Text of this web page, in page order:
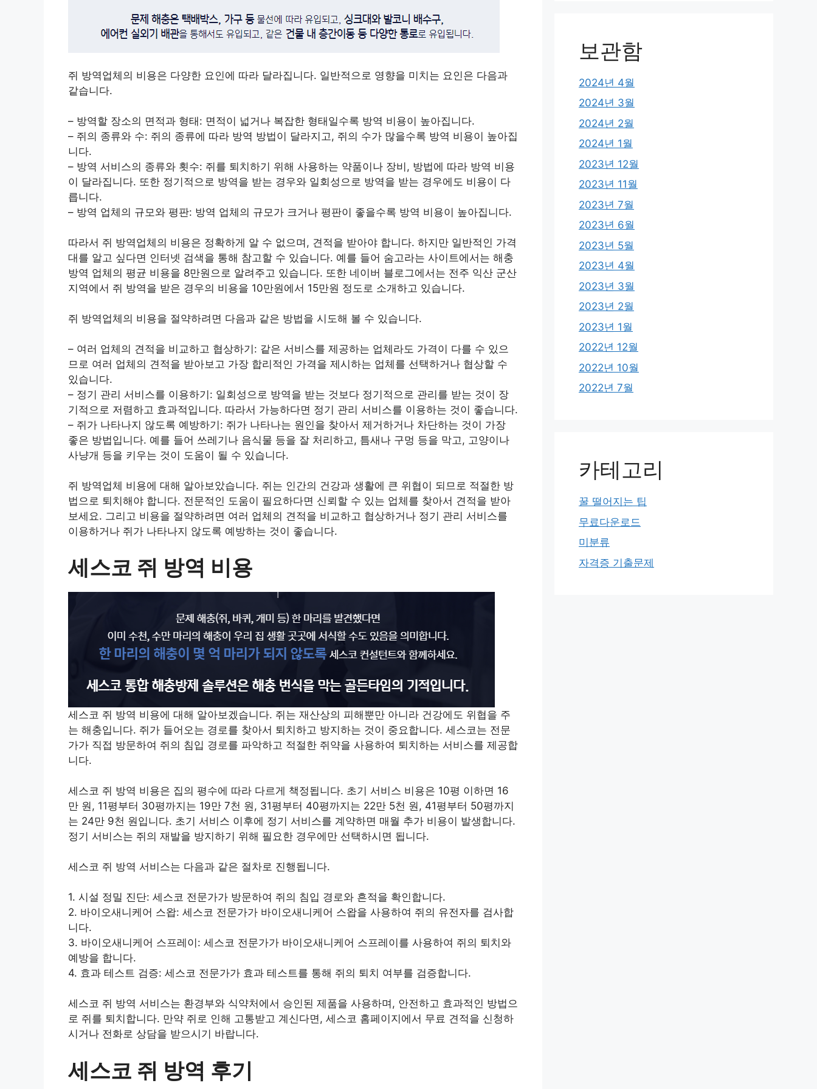
쥐 방역업체의 비용은 다양한 요인에 따라 달라집니다. 일반적으로 영향을 미치는 요인은 다음과
같습니다.
– 방역할 장소의 면적과 형태: 면적이 넓거나 복잡한 형태일수록 방역 비용이 높아집니다.
– 쥐의 종류와 수: 쥐의 종류에 따라 방역 방법이 달라지고, 쥐의 수가 많을수록 방역 비용이 높아집
니다.
– 방역 서비스의 종류와 횟수: 쥐를 퇴치하기 위해 사용하는 약품이나 장비, 방법에 따라 방역 비용
이 달라집니다. 또한 정기적으로 방역을 받는 경우와 일회성으로 방역을 받는 경우에도 비용이 다
릅니다.
– 방역 업체의 규모와 평판: 방역 업체의 규모가 크거나 평판이 좋을수록 방역 비용이 높아집니다.
따라서 쥐 방역업체의 비용은 정확하게 알 수 없으며, 견적을 받아야 합니다. 하지만 일반적인 가격
대를 알고 싶다면 인터넷 검색을 통해 참고할 수 있습니다. 예를 들어 숨고라는 사이트에서는 해충
방역 업체의 평균 비용을 8만원으로 알려주고 있습니다. 또한 네이버 블로그에서는 전주 익산 군산
지역에서 쥐 방역을 받은 경우의 비용을 10만원에서 15만원 정도로 소개하고 있습니다.
쥐 방역업체의 비용을 절약하려면 다음과 같은 방법을 시도해 볼 수 있습니다.
– 여러 업체의 견적을 비교하고 협상하기: 같은 서비스를 제공하는 업체라도 가격이 다를 수 있으
므로 여러 업체의 견적을 받아보고 가장 합리적인 가격을 제시하는 업체를 선택하거나 협상할 수
있습니다.
– 정기 관리 서비스를 이용하기: 일회성으로 방역을 받는 것보다 정기적으로 관리를 받는 것이 장
기적으로 저렴하고 효과적입니다. 따라서 가능하다면 정기 관리 서비스를 이용하는 것이 좋습니다.
– 쥐가 나타나지 않도록 예방하기: 쥐가 나타나는 원인을 찾아서 제거하거나 차단하는 것이 가장
좋은 방법입니다. 예를 들어 쓰레기나 음식물 등을 잘 처리하고, 틈새나 구멍 등을 막고, 고양이나
사냥개 등을 키우는 것이 도움이 될 수 있습니다.
쥐 방역업체 비용에 대해 알아보았습니다. 쥐는 인간의 건강과 생활에 큰 위협이 되므로 적절한 방
법으로 퇴치해야 합니다. 전문적인 도움이 필요하다면 신뢰할 수 있는 업체를 찾아서 견적을 받아
보세요. 그리고 비용을 절약하려면 여러 업체의 견적을 비교하고 협상하거나 정기 관리 서비스를
이용하거나 쥐가 나타나지 않도록 예방하는 것이 좋습니다.
세스코 쥐 방역 비용
세스코 쥐 방역 비용에 대해 알아보겠습니다. 쥐는 재산상의 피해뿐만 아니라 건강에도 위협을 주
는 해충입니다. 쥐가 들어오는 경로를 찾아서 퇴치하고 방지하는 것이 중요합니다. 세스코는 전문
가가 직접 방문하여 쥐의 침입 경로를 파악하고 적절한 쥐약을 사용하여 퇴치하는 서비스를 제공합
니다.
세스코 쥐 방역 비용은 집의 평수에 따라 다르게 책정됩니다. 초기 서비스 비용은 10평 이하면 16
만 원, 11평부터 30평까지는 19만 7천 원, 31평부터 40평까지는 22만 5천 원, 41평부터 50평까지
는 24만 9천 원입니다. 초기 서비스 이후에 정기 서비스를 계약하면 매월 추가 비용이 발생합니다.
정기 서비스는 쥐의 재발을 방지하기 위해 필요한 경우에만 선택하시면 됩니다.
세스코 쥐 방역 서비스는 다음과 같은 절차로 진행됩니다.
1. 시설 정밀 진단: 세스코 전문가가 방문하여 쥐의 침입 경로와 흔적을 확인합니다.
2. 바이오새니케어 스왑: 세스코 전문가가 바이오새니케어 스왑을 사용하여 쥐의 유전자를 검사합
니다.
3. 바이오새니케어 스프레이: 세스코 전문가가 바이오새니케어 스프레이를 사용하여 쥐의 퇴치와
예방을 합니다.
4. 효과 테스트 검증: 세스코 전문가가 효과 테스트를 통해 쥐의 퇴치 여부를 검증합니다.
세스코 쥐 방역 서비스는 환경부와 식약처에서 승인된 제품을 사용하며, 안전하고 효과적인 방법으
로 쥐를 퇴치합니다. 만약 쥐로 인해 고통받고 계신다면, 세스코 홈페이지에서 무료 견적을 신청하
시거나 전화로 상담을 받으시기 바랍니다.
세스코 쥐 방역 후기
보관함
2024년 4월
2024년 3월
2024년 2월
2024년 1월
2023년 12월
2023년 11월
2023년 7월
2023년 6월
2023년 5월
2023년 4월
2023년 3월
2023년 2월
2023년 1월
2022년 12월
2022년 10월
2022년 7월
카테고리
꿀 떨어지는 팁
무료다운로드
미분류
자격증 기출문제